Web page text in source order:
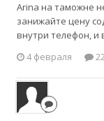
Arina на таможне
занижайте цену
внутри телефон, и
4 февраля